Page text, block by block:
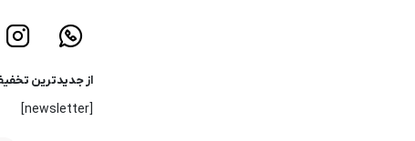
از جدیدترین
[newsletter]